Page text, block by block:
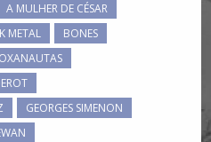
A MULHER DE CÉSAR
METAL
BONES
GEORGES SIMENON